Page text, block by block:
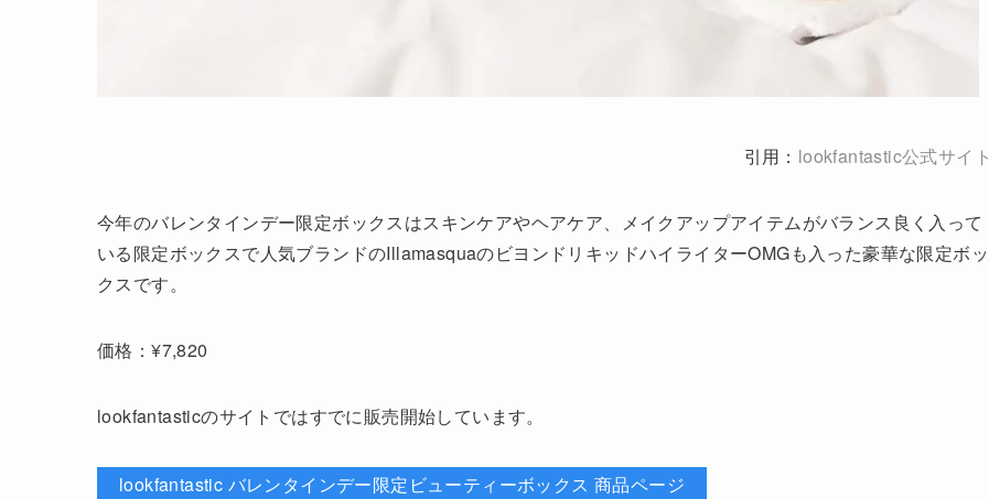
引用： lookfantastic公式サイト
今年のバレンタインデー限定ボックスはスキンケアやヘアケア、メイクアップアイテムがバランス良く入って
いる限定ボックスで人気ブランドのIllamasquaのビヨンドリキッドハイライターOMGも入った豪華な限定ボッ
クスです。
価格：¥7,820
lookfantasticのサイトではすでに販売開始しています。
lookfantastic バレンタインデー限定ビューティーボックス 商品ページ